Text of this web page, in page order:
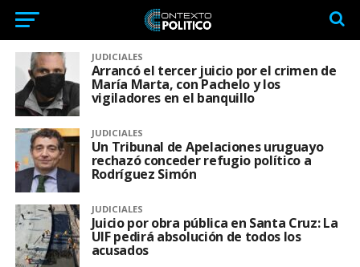
JUDICIALES
Arrancó el tercer juicio por el crimen de
María Marta, con Pachelo y los
vigiladores en el banquillo
JUDICIALES
Un Tribunal de Apelaciones uruguayo
rechazó conceder refugio político a
Rodríguez Simón
JUDICIALES
Juicio por obra pública en Santa Cruz: La
UIF pedirá absolución de todos los
acusados